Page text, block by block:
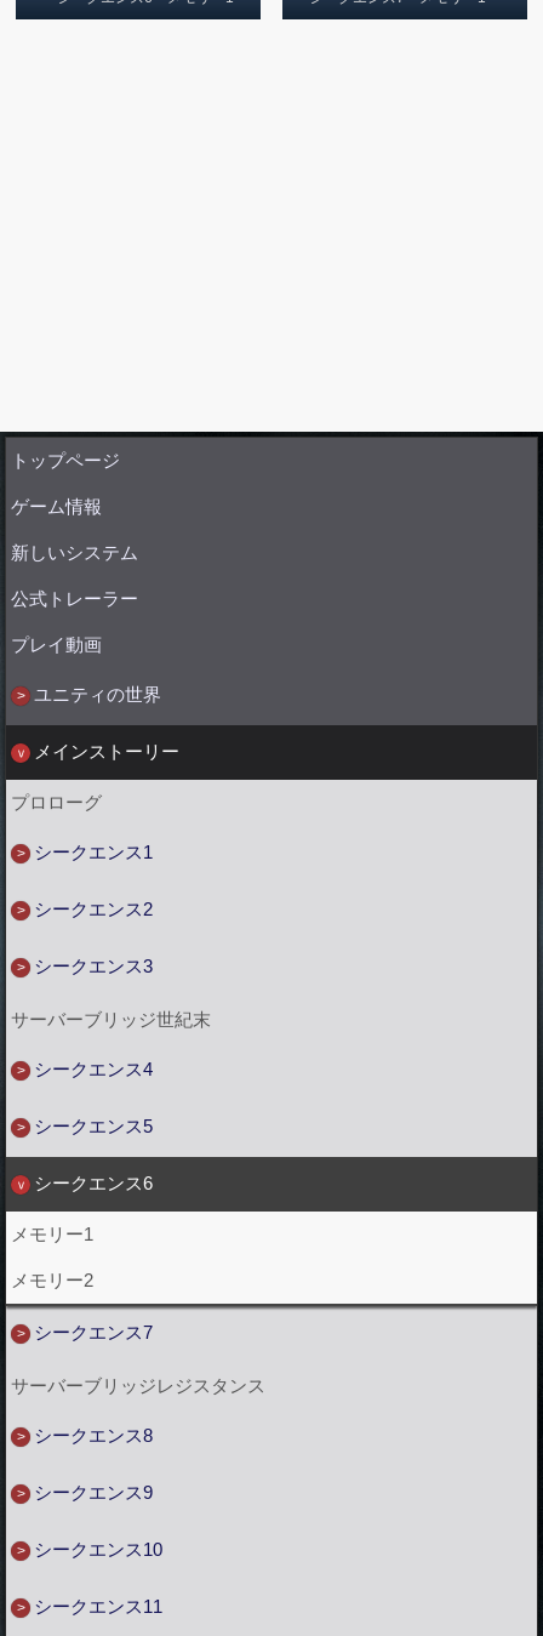
トップページ
ゲーム情報
新しいシステム
公式トレーラー
プレイ動画
ユニティの世界
メインストーリー
プロローグ
シークエンス1
シークエンス2
シークエンス3
サーバーブリッジ世紀末
シークエンス4
シークエンス5
シークエンス6
メモリー1
メモリー2
シークエンス7
サーバーブリッジレジスタンス
シークエンス8
シークエンス9
シークエンス10
シークエンス11